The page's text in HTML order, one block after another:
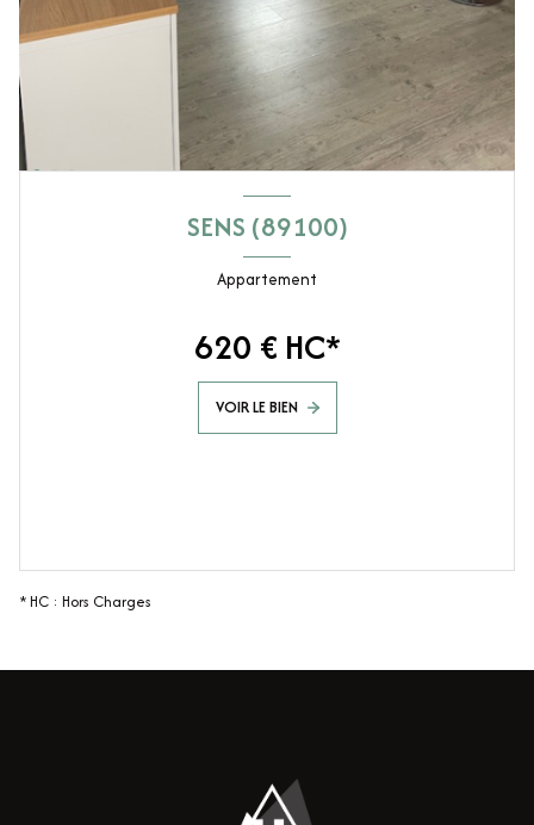
SENS (89100)
Appartement
620 € HC*
VOIR LE BIEN
* HC : Hors Charges